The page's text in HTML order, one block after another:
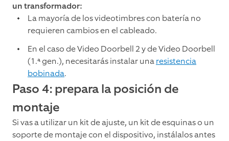
un transformador:
La mayoría de los videotimbres con batería no
requieren cambios en el cableado.
En el caso de Video Doorbell 2 y de Video Doorbell
(1.ª gen.), necesitarás instalar unaresistencia
bobinada.
Paso 4: prepara la posición de
montaje
Si vas a utilizar un kit de ajuste, un kit de esquinas o un
soporte de montaje con el dispositivo, instálalos antes